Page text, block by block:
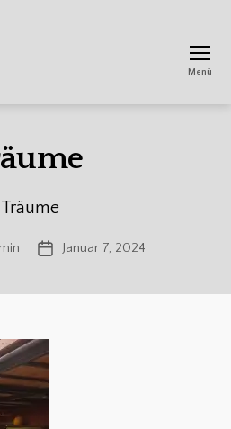
Menü
Träume
Veröffentlichungsdatum
Januar 7, 2024